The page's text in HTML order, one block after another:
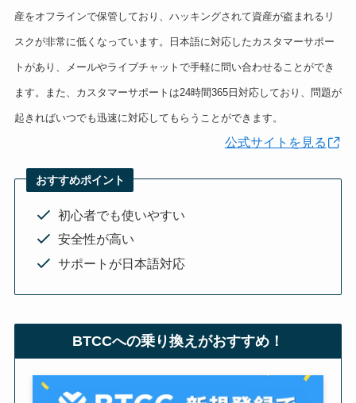
産をオフラインで保管しており、ハッキングされて資産が盗まれるリ
スクが非常に低くなっています。日本語に対応したカスタマーサポー
トがあり、メールやライブチャットで手軽に問い合わせることができ
ます。また、カスタマーサポートは24時間365日対応しており、問題が
起きればいつでも迅速に対応してもらうことができます。
公式サイトを見る
おすすめポイント
初心者でも使いやすい
安全性が高い
サポートが日本語対応
BTCCへの乗り換えがおすすめ！